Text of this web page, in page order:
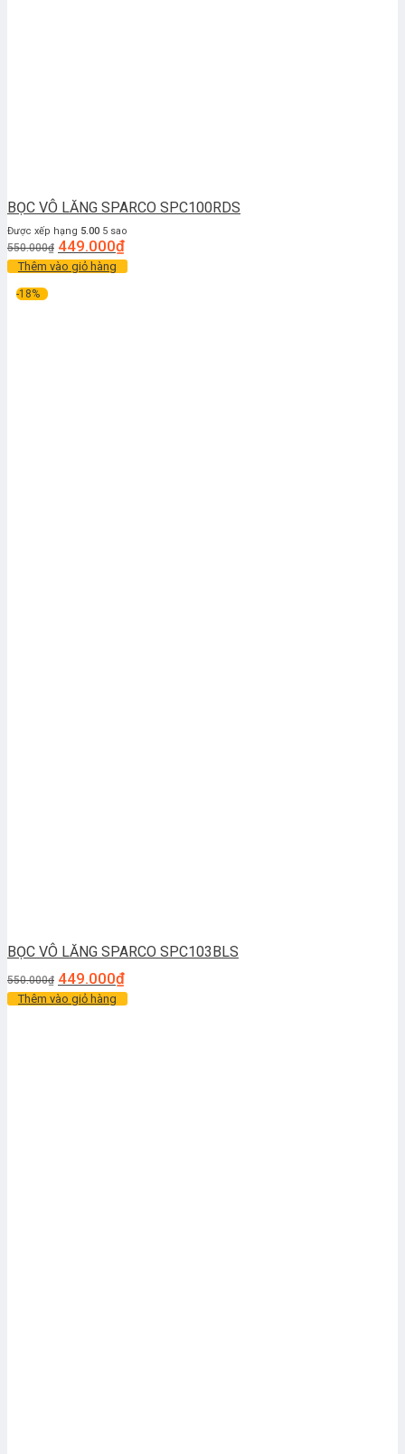
BỌC VÔ LĂNG SPARCO SPC100RDS
Được xếp hạng 5.00 5 sao
550.000₫ 449.000₫
Thêm vào giỏ hàng
-18%
BỌC VÔ LĂNG SPARCO SPC103BLS
550.000₫ 449.000₫
Thêm vào giỏ hàng